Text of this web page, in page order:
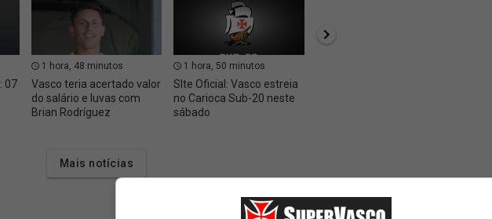
07
1 hora, 48 minutos
Vasco teria acertado valor
do salário e luvas com
Brian Rodríguez
1 hora, 50 minutos
SIte Oficial: Vasco estreia
no Carioca Sub-20 neste
sábado
Mais notícias